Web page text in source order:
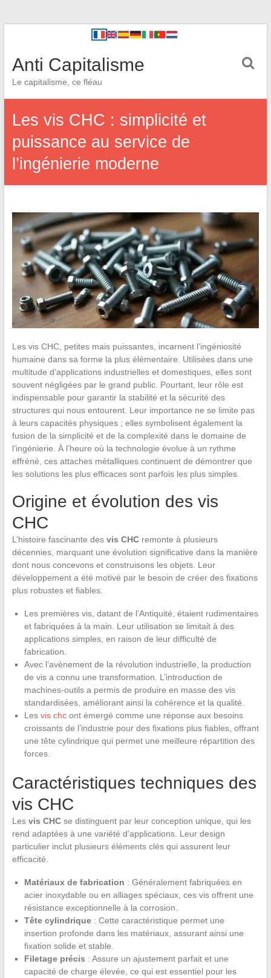
Anti Capitalisme
Le capitalisme, ce fléau
Les vis CHC : simplicité et
puissance au service de
l’ingénierie moderne
Les vis CHC, petites mais puissantes, incarnent l’ingéniosité
humaine dans sa forme la plus élémentaire. Utilisées dans une
multitude d’applications industrielles et domestiques, elles sont
souvent négligées par le grand public. Pourtant, leur rôle est
indispensable pour garantir la stabilité et la sécurité des
structures qui nous entourent. Leur importance ne se limite pas
à leurs capacités physiques ; elles symbolisent également la
fusion de la simplicité et de la complexité dans le domaine de
l’ingénierie. À l’heure où la technologie évolue à un rythme
effréné, ces attaches métalliques continuent de démontrer que
les solutions les plus efficaces sont parfois les plus simples.
Origine et évolution des vis
CHC
L’histoire fascinante des vis CHCremonte à plusieurs
décennies, marquant une évolution significative dans la manière
dont nous concevons et construisons les objets. Leur
développement a été motivé par le besoin de créer des fixations
plus robustes et fiables.
Les premières vis, datant de l’Antiquité, étaient rudimentaires
et fabriquées à la main. Leur utilisation se limitait à des
applications simples, en raison de leur difficulté de
fabrication.
Avec l’avènement de la révolution industrielle, la production
de vis a connu une transformation. L’introduction de
machines-outils a permis de produire en masse des vis
standardisées, améliorant ainsi la cohérence et la qualité.
Les vis chcont émergé comme une réponse aux besoins
croissants de l’industrie pour des fixations plus fiables, offrant
une tête cylindrique qui permet une meilleure répartition des
forces.
Caractéristiques techniques des
vis CHC
Les vis CHCse distinguent par leur conception unique, qui les
rend adaptées à une variété d’applications. Leur design
particulier inclut plusieurs éléments clés qui assurent leur
efficacité.
Matériaux de fabrication : Généralement fabriquées en
acier inoxydable ou en alliages spéciaux, ces vis offrent une
résistance exceptionnelle à la corrosion.
Tête cylindrique: Cette caractéristique permet une
insertion profonde dans les matériaux, assurant ainsi une
fixation solide et stable.
Filetage précis : Assure un ajustement parfait et une
capacité de charge élevée, ce qui est essentiel pour les